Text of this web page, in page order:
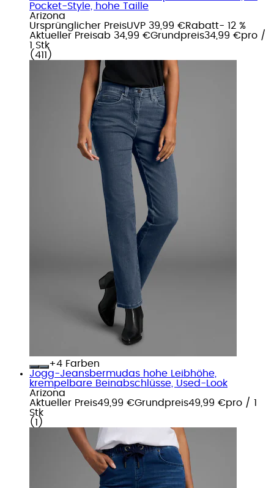
Pocket-Style, hohe Taille
Arizona
Ursprünglicher PreisUVP 39,99 €Rabatt- 12 %
Aktueller Preisab 34,99 €Grundpreis34,99 €pro /
1 Stk
( 411 )
+
Farben
Jogg-Jeansbermudas hohe Leibhöhe,
krempelbare Beinabschlüsse, Used-Look
Arizona
Aktueller Preis49,99 €Grundpreis49,99 €pro / 1
Stk
( 1 )